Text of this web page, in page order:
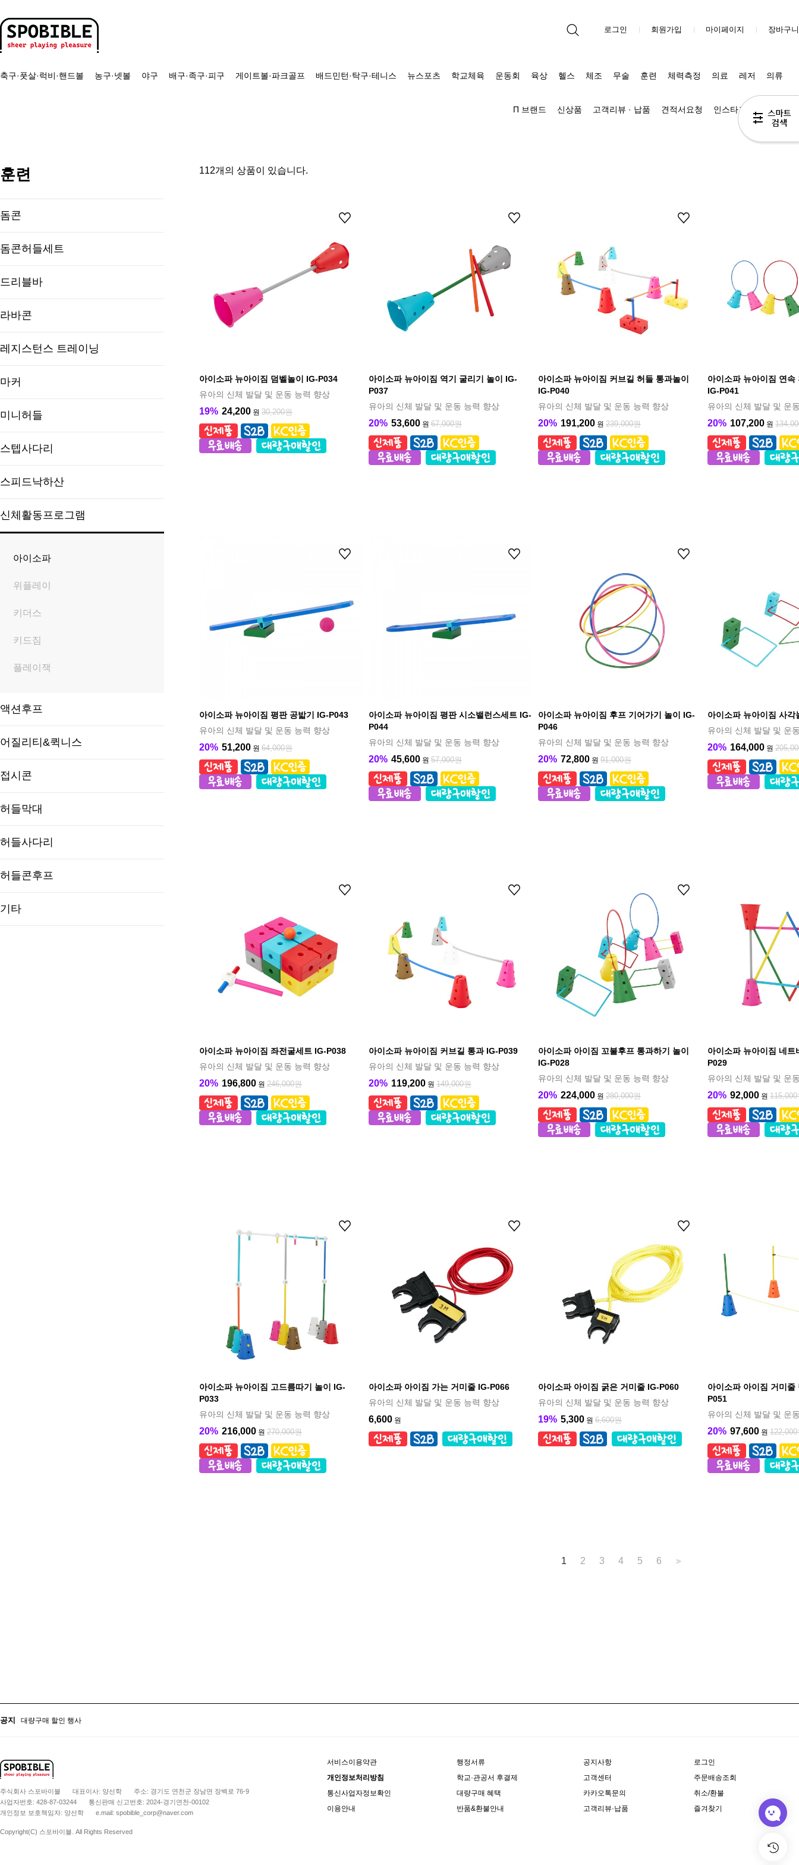
로그인 회원가입 마이페이지 장바구니
축구·풋살·럭비·핸드볼 농구·넷볼 야구 배구·족구·피구 게이트볼·파크골프 배드민턴·탁구·테니스 뉴스포츠 학교체육 운동회 육상 헬스 체조 무술 훈련 체력측정 의료 레저 의류
Π 브랜드 신상품 고객리뷰 · 납품 견적서요청 인스타그램 블로그 Π
훈련
돔콘
돔콘허들세트
드리블바
라바콘
레지스턴스 트레이닝
마커
미니허들
스텝사다리
스피드낙하산
신체활동프로그램
아이소파
위플레이
키더스
키드짐
플레이잭
액션후프
어질리티&퀵니스
접시콘
허들막대
허들사다리
허들콘후프
기타
112개의 상품이 있습니다.
아이소파 뉴아이짐 덤벨놀이 IG-P034
유아의 신체 발달 및 운동 능력 향상
19% 24,200 원 30,200원
아이소파 뉴아이짐 역기 굴리기 놀이 IG-
P037
유아의 신체 발달 및 운동 능력 향상
20% 53,600 원 67,000원
아이소파 뉴아이짐 커브길 허들 통과놀이
IG-P040
유아의 신체 발달 및 운동 능력 향상
20% 191,200 원 239,000원
아이소파 뉴아이짐 연속
IG-P041
유아의 신체 발달 및 운
20% 107,200 원
아이소파 뉴아이짐 평판 공밟기 IG-P043
유아의 신체 발달 및 운동 능력 향상
20% 51,200 원 64,000원
아이소파 뉴아이짐 평판 시소밸런스세트 IG-
P044
유아의 신체 발달 및 운동 능력 향상
20% 45,600 원 57,000원
아이소파 뉴아이짐 후프 기어가기 놀이 IG-
P046
유아의 신체 발달 및 운동 능력 향상
20% 72,800 원 91,000원
아이소파 뉴아이짐 사각
유아의 신체 발달 및 운
20% 164,000 원
아이소파 뉴아이짐 좌전굴세트 IG-P038
유아의 신체 발달 및 운동 능력 향상
20% 196,800 원 246,000원
아이소파 뉴아이짐 커브길 통과 IG-P039
유아의 신체 발달 및 운동 능력 향상
20% 119,200 원 149,000원
아이소파 아이짐 꼬불후프 통과하기 놀이
IG-P028
유아의 신체 발달 및 운동 능력 향상
20% 224,000 원 280,000원
아이소파 뉴아이짐 네트
P029
유아의 신체 발달 및 운
20% 92,000 원 115,000
아이소파 뉴아이짐 고드름따기 놀이 IG-
P033
유아의 신체 발달 및 운동 능력 향상
20% 216,000 원 270,000원
아이소파 아이짐 가는 거미줄 IG-P066
유아의 신체 발달 및 운동 능력 향상
6,600 원
아이소파 아이짐 굵은 거미줄 IG-P060
유아의 신체 발달 및 운동 능력 향상
19% 5,300 원 6,600원
아이소파 아이짐 거미
P051
유아의 신체 발달 및 운
20% 97,600 원 122,000
1 2 3 4 5 6 >>
공지 학교 및 관공서 후결제 서비스 안내
주식회사 스포바이블 대표이사: 양선학
주소: 경기도 연천군 장남면 장백로 76-9
사업자번호: 428-87-03244
통신판매 신고번호: 2024-경기연천-00102
개인정보 보호책임자: 양선학
e.mail: spobible_corp@naver.com
Copyright(C) 스포바이블. All Rights Reserved
서비스이용약관
개인정보처리방침
통신사업자정보확인
이용안내
행정서류
학교·관공서 후결제
대량구매 혜택
반품&환불안내
공지사항
고객센터
카카오톡문의
고객리뷰·납품
로그인
주문배송조회
취소/환불
즐겨찾기